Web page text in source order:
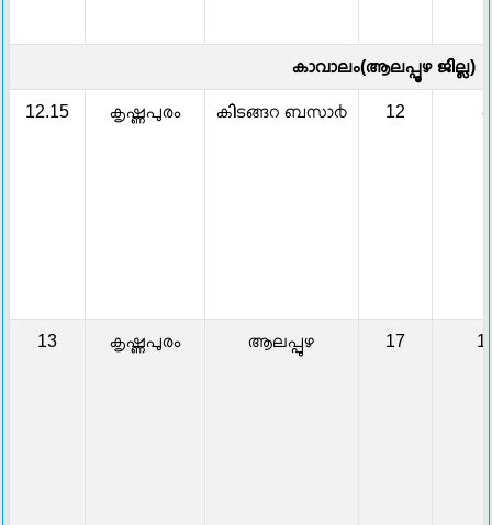
കാവാലം(ആലപ്പൂഴ ജില്ല)
12.15 കൃഷ്ണപുരം കിടങ്ങറ ബസാ൪ 12 8
13 കൃഷ്ണപുരം ആലപ്പുഴ 17